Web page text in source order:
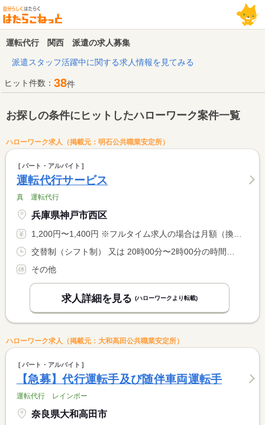
運転代行 関西 派遣の求人募集
派遣スタッフ活躍中に関する求人情報を見てみる
ヒット件数： 38件
お探しの条件にヒットしたハローワーク案件一覧
ハローワーク求人（掲載元：明石公共職業安定所）
パート・アルバイト
運転代行サービス
真 運転代行
兵庫県神戸市西区
1,200円〜1,400円 ※フルタイム求人の場合は月額（換算額）、パート求人の場合は時間額を表示しています。
その他
求人詳細を見る (ハローワークより転載)
ハローワーク求人（掲載元：大和高田公共職業安定所）
パート・アルバイト
【急募】代行運転手及び随伴車両運転手
運転代行 レインボー
奈良県大和高田市